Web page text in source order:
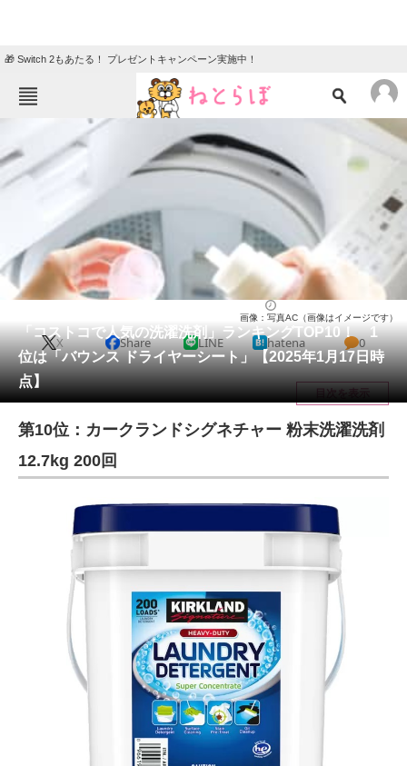
🎁 Switch 2もあたる！ プレゼントキャンペーン実施中！
ねとらぼメニュー
TOP ニュース
エンタメ クイズ
住まい 教育・育児
動物 リサーチ
会員記事
メディア
注目記事を集めた総合ページ
進化するPCとデバイスの未来
好きが集まる 比べて選べる
ビジネスと働き方のヒント
AI活用のいまが分かる
企業ITのトレンドを詳説
経営リーダーのコミュニティ
マーケ×ITの今がよく分かる
「コストコで人気の洗濯洗剤」ランキングTOP10！ 1
位は「バウンス ドライヤーシート」【2025年1月17日時
点】
画像：写真AC（画像はイメージです）
X Share LINE hatena 0
目次を表示
第10位：カークランドシグネチャー 粉末洗濯洗剤
12.7kg 200回